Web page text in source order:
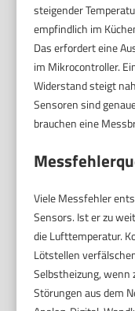
steigender
empfindlich im
Das erfordert eine
im Mikrocontroller.
Widerstand steigt
Sensoren sind
brauchen eine
Viele Messfehler
Sensors. Ist er zu
die Lufttemperatur.
Lötstellen
Selbstheizung,
Störungen aus dem